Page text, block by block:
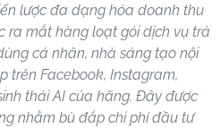
lược đa dạng hóa doanh thu
ra mắt hàng loạt gói dịch vụ trả
cá nhân, nhà sáng tạo nội
trên Facebook, Instagram,
thái AI của hãng. Đây được
nhằm bù đắp chi phí đầu tư